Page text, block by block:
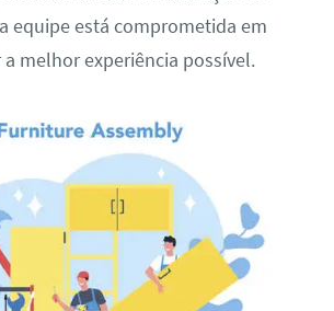
equipe está comprometida em
melhor experiência possível.